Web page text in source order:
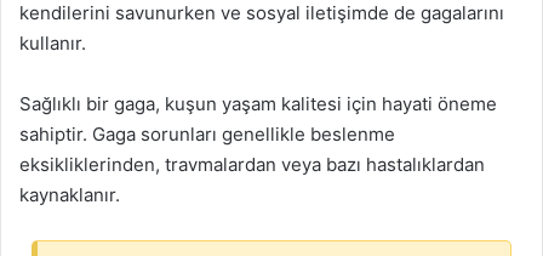
kendilerini savunurken ve sosyal iletişimde de gagalarını
kullanır.
Sağlıklı bir gaga, kuşun yaşam kalitesi için hayati öneme
sahiptir. Gaga sorunları genellikle beslenme
eksikliklerinden, travmalardan veya bazı hastalıklardan
kaynaklanır.